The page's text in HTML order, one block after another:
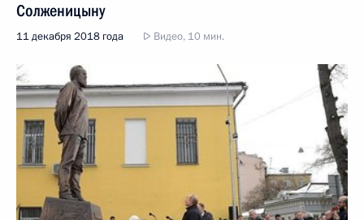
Солженицыну
11 декабря 2018 года Видео, 10 мин.